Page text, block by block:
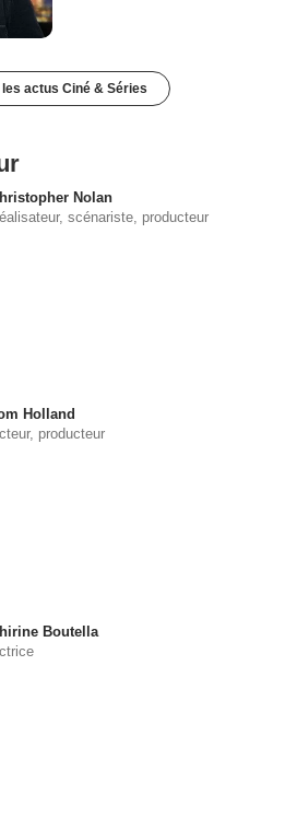
les actus Ciné & Séries
Nolan
scénariste, producteur
Holland
producteur
Boutella